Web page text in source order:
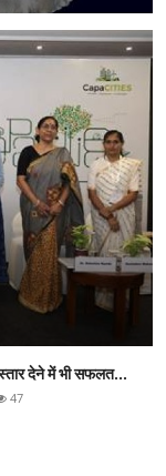
देने में भी सफलत...
47